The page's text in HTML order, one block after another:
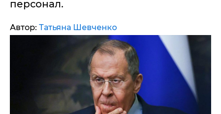
персонал.
Автор: Татьяна Шевченко